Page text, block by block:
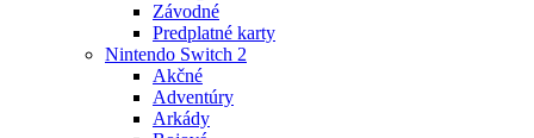
Závodné
Predplatné karty
Nintendo Switch 2
Akčné
Adventúry
Arkády